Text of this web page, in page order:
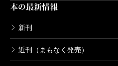
本の最新情報
新刊
近刊（まもなく発売）